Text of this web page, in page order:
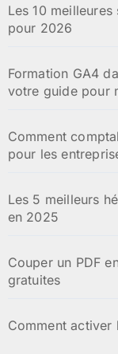
Les 10
pour 2026
Formation GA4
votre guide pour
Comment
pour les
Les 5 meilleurs
en 2025
Couper un PDF
gratuites
Comment activer